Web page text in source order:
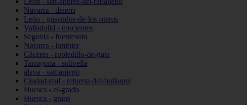
Navarra - deierri
León - gusendos-de-los-oteros
Valladolid - mucientes
Segovia - fuentesoto
Navarra - lumbier
Cáceres - robledillo-de-gata
Tarragona - solivella
álava - samaniego
Ciudad-real - retuerta-del-bullaque
Huesca - el-grado
Huesca - graus